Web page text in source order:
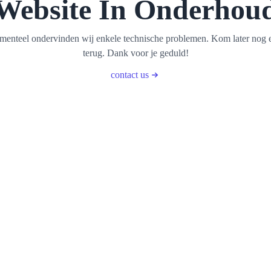
In
ondervinden wij enkele technische problemen. Kom later nog
terug. Dank voor je geduld!
contact us